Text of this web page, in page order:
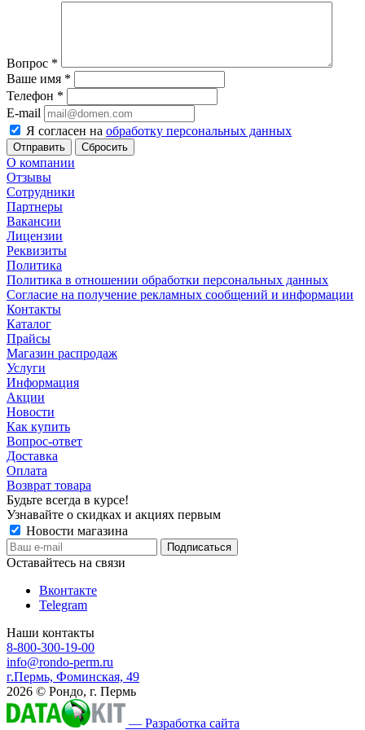
Вопрос *
Ваше имя *
Телефон *
E-mail
Я согласен на обработку персональных данных
Сбросить
О компании
Отзывы
Сотрудники
Партнеры
Вакансии
Лицензии
Реквизиты
Политика
Политика в отношении обработки персональных данных
Согласие на получение рекламных сообщений и информации
Контакты
Каталог
Прайсы
Магазин распродаж
Услуги
Информация
Акции
Новости
Как купить
Вопрос-ответ
Доставка
Оплата
Возврат товара
Будьте всегда в курсе!
Узнавайте о скидках и акциях первым
Новости магазина
Оставайтесь на связи
Вконтакте
Telegram
Наши контакты
8-800-300-19-00
info@rondo-perm.ru
г.Пермь, Фоминская, 49
2026 © Рондо, г. Пермь
— Разработка сайта